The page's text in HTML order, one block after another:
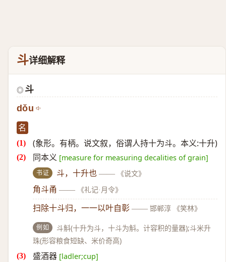
斗详细解释
◎ 斗
dǒu
名
(象形。有柄。说文叙，俗谓人持十为斗。本义:十升)
同本义 [measure for measuring decalities of grain]
书证 斗，十升也 —— 《说文》
角斗甬 —— 《礼记·月令》
扫除十斗归，一一以叶自彰 —— 邯郸淳 《笑林》
例如
斗斛(十升为斗，十斗为斛。计容积的量器);斗米升
珠(形容粮食短缺、米价奇高)
盛酒器 [ladler;cup]